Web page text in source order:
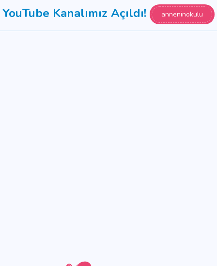
YouTube Kanalımız Açıldı! anneninokulu